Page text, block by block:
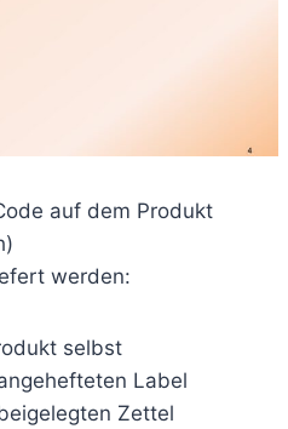
auf dem Produkt
werden:
selbst
Label
Zettel